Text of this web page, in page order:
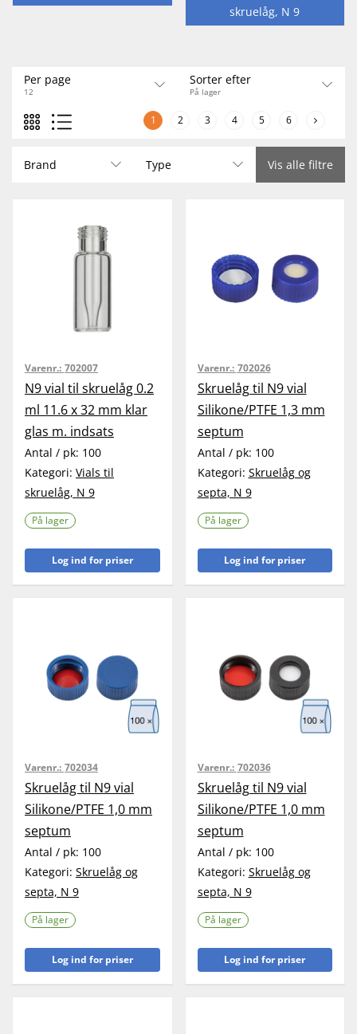
skruelåg, N 9
Per page
12
Sorter efter
På lager
1 2 3 4 5 6
Brand Type Vis alle filtre
Varenr.: 702007
N9 vial til skruelåg 0.2
ml 11.6 x 32 mm klar
glas m. indsats
Antal / pk: 100
Kategori: Vials til
skruelåg, N 9
På lager
Log ind for priser
Varenr.: 702026
Skruelåg til N9 vial
Silikone/PTFE 1,3 mm
septum
Antal / pk: 100
Kategori: Skruelåg og
septa, N 9
På lager
Log ind for priser
Varenr.: 702034
Skruelåg til N9 vial
Silikone/PTFE 1,0 mm
septum
Antal / pk: 100
Kategori: Skruelåg og
septa, N 9
På lager
Log ind for priser
Varenr.: 702036
Skruelåg til N9 vial
Silikone/PTFE 1,0 mm
septum
Antal / pk: 100
Kategori: Skruelåg og
septa, N 9
På lager
Log ind for priser